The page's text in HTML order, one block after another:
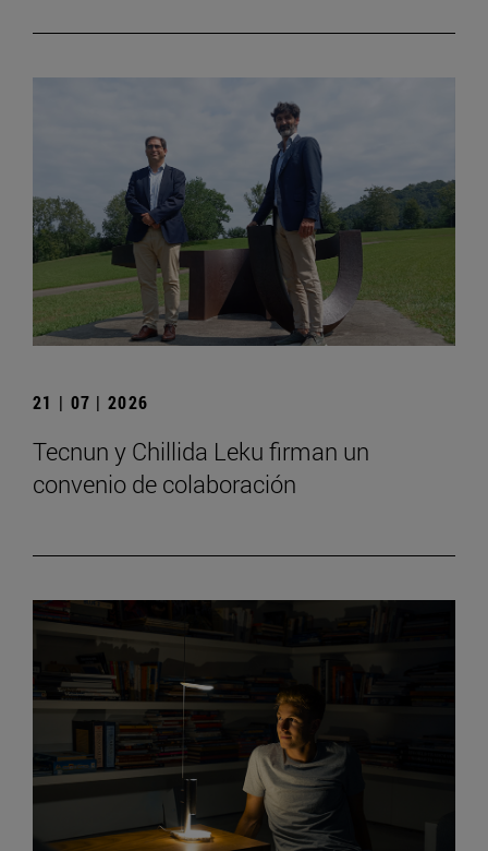
21 | 07 | 2026
Tecnun y Chillida Leku firman un
convenio de colaboración